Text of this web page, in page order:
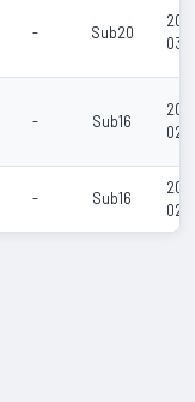
- Sub20
03-
- Sub16
02-
- Sub16
02-